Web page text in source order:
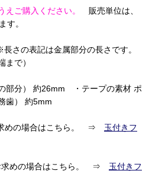
えご購入ください。
販売単位は、
す。
さの表記は金属部分の長さです。
まで）
部分） 約26mm ・テープの素材 ポ
歯） 約5mm
めの場合はこちら。 ⇒ 玉付きフ
求めの場合はこちら。 ⇒ 玉付きフ